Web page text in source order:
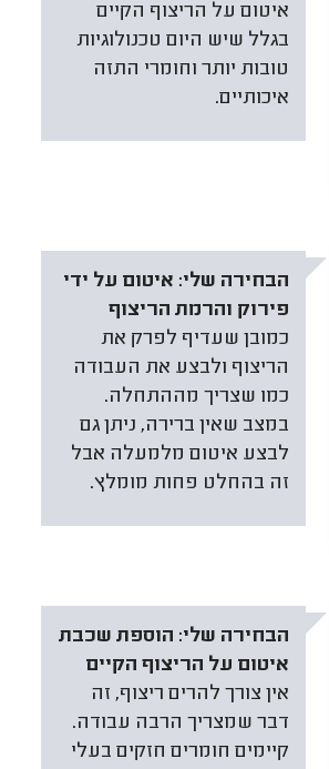
איטום על הריצוף הקיים
בגלל שיש היום טכנולוגיות
טובות יותר וחומרי התזה
איכותיים.
הבחירה שלי: איטום על ידי
פירוק והרמת הריצוף
כמובן שעדיף לפרק את
הריצוף ולבצע את העבודה
כמו שצריך מההתחלה.
במצב שאין ברירה, ניתן גם
לבצע איטום מלמעלה אבל
זה בהחלט פחות מומלץ.
הבחירה שלי: הוספת שכבת
איטום על הריצוף הקיים
אין צורך להרים ריצוף, זה
דבר שמצריך הרבה עבודה.
קיימים חומרים חזקים בעלי